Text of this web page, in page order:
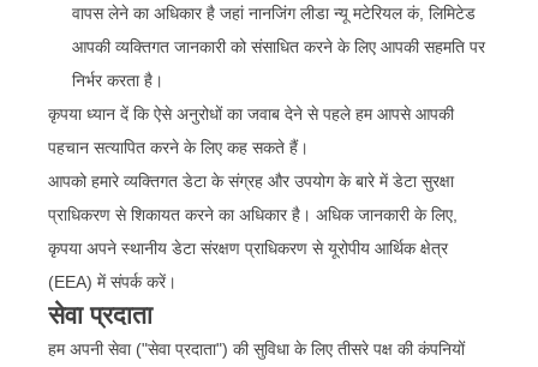
वापस लेने का अधिकार है जहां नानजिंग लीडा न्यू मटेरियल कं, लिमिटेड
आपकी व्यक्तिगत जानकारी को संसाधित करने के लिए आपकी सहमति पर
निर्भर करता है।
कृपया ध्यान दें कि ऐसे अनुरोधों का जवाब देने से पहले हम आपसे आपकी
पहचान सत्यापित करने के लिए कह सकते हैं।
आपको हमारे व्यक्तिगत डेटा के संग्रह और उपयोग के बारे में डेटा सुरक्षा
प्राधिकरण से शिकायत करने का अधिकार है। अधिक जानकारी के लिए,
कृपया अपने स्थानीय डेटा संरक्षण प्राधिकरण से यूरोपीय आर्थिक क्षेत्र
(EEA) में संपर्क करें।
सेवा प्रदाता
हम अपनी सेवा ("सेवा प्रदाता") की सुविधा के लिए तीसरे पक्ष की कंपनियों